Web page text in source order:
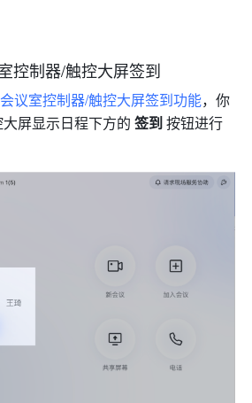
控制器/触控大屏签到
会议室控制器/触控大屏签到功能，你
屏显示日程下方的 签到 按钮进行